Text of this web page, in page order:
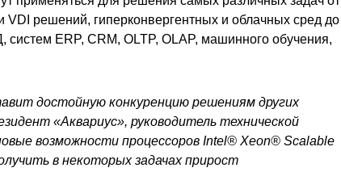
решений, гиперконвергентных и облачных сред до
ERP, CRM, OLTP, OLAP, машинного обучения,
достойную конкуренцию решениям других
«Аквариус», руководитель технической
возможности процессоров Intel® Xeon® Scalable
в некоторых задачах прирост